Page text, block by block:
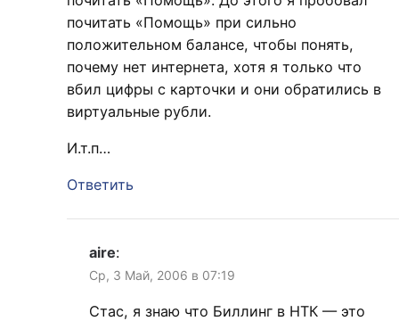
почитать «Помощь» при сильно
положительном балансе, чтобы понять,
почему нет интернета, хотя я только что
вбил цифры с карточки и они обратились в
виртуальные рубли.
И.т.п…
Ответить
aire:
Ср, 3 Май, 2006 в 07:19
Стас, я знаю что Биллинг в НТК — это